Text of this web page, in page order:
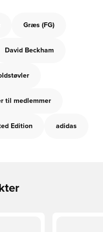
Græs (FG)
David Beckham
til medlemmer
Edition adidas